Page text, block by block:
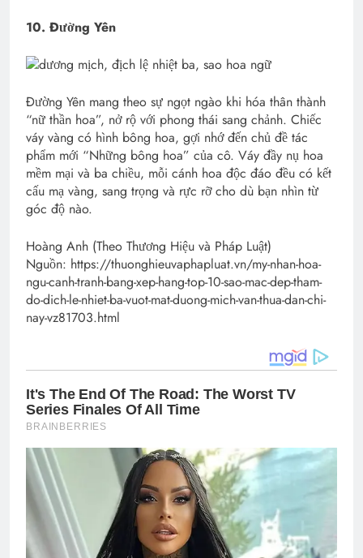
10. Đường Yên
Đường Yên mang theo sự ngọt ngào khi hóa thân thành
“nữ thần hoa”, nở rộ với phong thái sang chảnh. Chiếc
váy vàng có hình bông hoa, gợi nhớ đến chủ đề tác
phẩm mới “Những bông hoa” của cô. Váy đầy nụ hoa
mềm mại và ba chiều, mỗi cánh hoa độc đáo đều có kết
cấu mạ vàng, sang trọng và rực rỡ cho dù bạn nhìn từ
góc độ nào.
Hoàng Anh (Theo Thương Hiệu và Pháp Luật)
Nguồn: https://thuonghieuvaphapluat.vn/my-nhan-hoa-
ngu-canh-tranh-bang-xep-hang-top-10-sao-mac-dep-tham-
do-dich-le-nhiet-ba-vuot-mat-duong-mich-van-thua-dan-chi-
nay-vz81703.html